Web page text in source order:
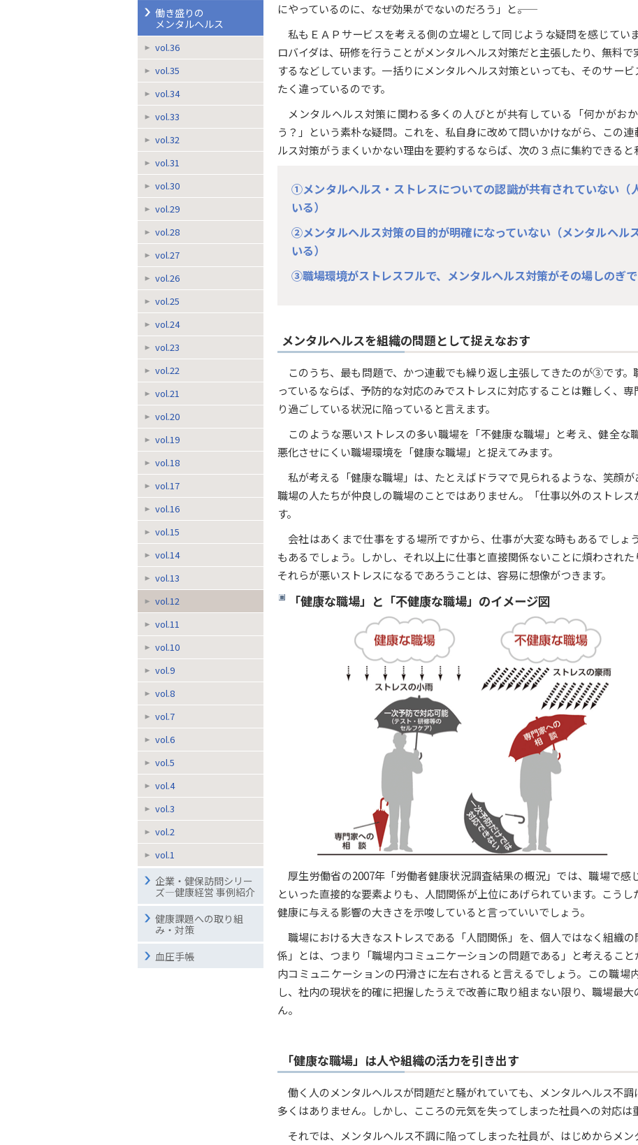
にやっているのに、なぜ効果がでないのだろう」と――。
私もＥＡＰサービスを考える側の立場として同じような疑問を感じてい
ロバイダは、研修を行うことがメンタルヘルス対策だと主張したり、無料
するなどしています。一括りにメンタルヘルス対策といっても、そのサー
たく違っているのです。
メンタルヘルス対策に関わる多くの人びとが共有している「何かがお
う？」という素朴な疑問。これを、私自身に改めて問いかけながら、この
ルス対策がうまくいかない理由を要約するならば、次の３点に集約できると
①メンタルヘルス・ストレスについての認識が共有されていない（
いる）
②メンタルヘルス対策の目的が明確になっていない（メンタルヘル
いる）
③職場環境がストレスフルで、メンタルヘルス対策がその場しのぎ
メンタルヘルスを組織の問題として捉えなおす
このうち、最も問題で、かつ連載でも繰り返し主張してきたのが③です
っているならば、予防的な対応のみでストレスに対応することは難しく、
り過ごしている状況に陥っていると言えます。
このような悪いストレスの多い職場を「不健康な職場」と考え、健全な
悪化させにくい職場環境を「健康な職場」と捉えてみます。
私が考える「健康な職場」は、たとえばドラマで見られるような、笑顔が
職場の人たちが仲良しの職場のことではありません。「仕事以外のストレ
す。
会社はあくまで仕事をする場所ですから、仕事が大変な時もあるでしょ
もあるでしょう。しかし、それ以上に仕事と直接関係ないことに煩わされた
それらが悪いストレスになるであろうことは、容易に想像がつきます。
「健康な職場」と「不健康な職場」のイメージ図
厚生労働省の2007年「労働者健康状況調査結果の概況」では、職場で感
といった直接的な要素よりも、人間関係が上位にあげられています。こう
健康に与える影響の大きさを示唆していると言っていいでしょう。
職場における大きなストレスである「人間関係」を、個人ではなく組織
係」とは、つまり「職場内コミュニケーションの問題である」と考えるこ
内コミュニケーションの円滑さに左右されると言えるでしょう。この職場
し、社内の現状を的確に把握したうえで改善に取り組まない限り、職場最
ん。
「健康な職場」は人や組織の活力を引き出す
働く人のメンタルヘルスが問題だと騒がれていても、メンタルヘルス不
多くはありません。しかし、こころの元気を失ってしまった社員への対応は
それでは、メンタルヘルス不調に陥ってしまった社員が、はじめからメ
働き盛りの
メンタルヘルス
vol.36
vol.35
vol.34
vol.33
vol.32
vol.31
vol.30
vol.29
vol.28
vol.27
vol.26
vol.25
vol.24
vol.23
vol.22
vol.21
vol.20
vol.19
vol.18
vol.17
vol.16
vol.15
vol.14
vol.13
vol.12
vol.11
vol.10
vol.9
vol.8
vol.7
vol.6
vol.5
vol.4
vol.3
vol.2
vol.1
企業・健保訪問シリー
ズ―健康経営 事例紹介
健康課題への取り組
み・対策
血圧手帳